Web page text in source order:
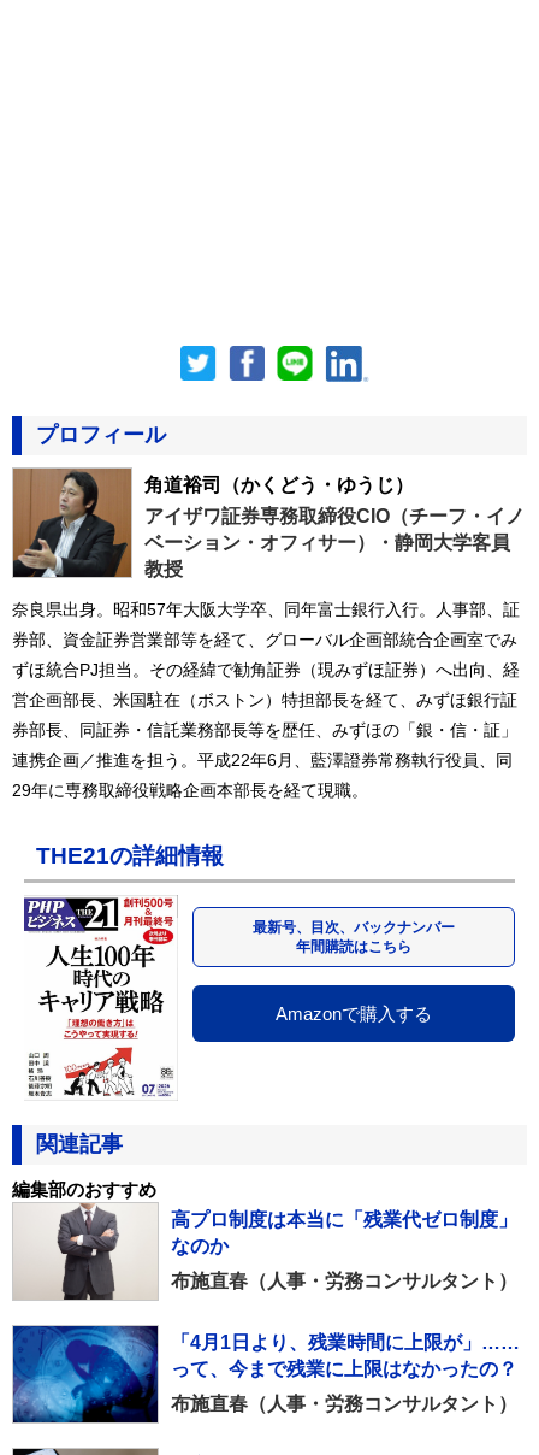
プロフィール
角道裕司
（かくどう・ゆうじ）
アイザワ証券専務取締役CIO（チーフ・イノ
ベーション・オフィサー）・静岡大学客員
教授
奈良県出身。昭和57年大阪大学卒、同年富士銀行入行。人事部、証
券部、資金証券営業部等を経て、グローバル企画部統合企画室でみ
ずほ統合PJ担当。その経緯で勧角証券（現みずほ証券）へ出向、経
営企画部長、米国駐在（ボストン）特担部長を経て、みずほ銀行証
券部長、同証券・信託業務部長等を歴任、みずほの「銀・信・証」
連携企画／推進を担う。平成22年6月、藍澤證券常務執行役員、同
29年に専務取締役戦略企画本部長を経て現職。
THE21の詳細情報
最新号、目次、バックナンバー
年間購読はこちら
Amazonで購入する
関連記事
編集部のおすすめ
高プロ制度は本当に「残業代ゼロ制度」
なのか
布施直春（人事・労務コンサルタント）
「4月1日より、残業時間に上限が」……
って、今まで残業に上限はなかったの？
布施直春（人事・労務コンサルタント）